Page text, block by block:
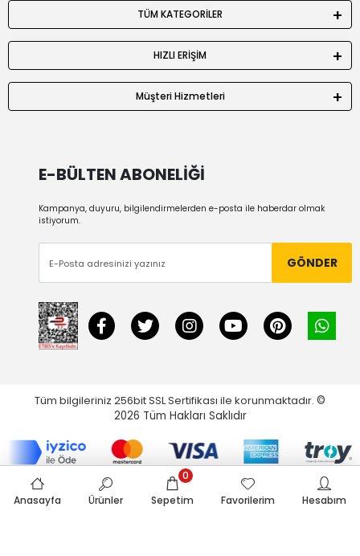
TÜM KATEGORİLER
HIZLI ERİŞİM
Müşteri Hizmetleri
E-BÜLTEN ABONELİĞİ
Kampanya, duyuru, bilgilendirmelerden e-posta ile haberdar olmak
istiyorum.
GÖNDER
Tüm bilgileriniz 256bit SSL Sertifikası ile korunmaktadır. ©
2026 Tüm Hakları Saklıdır
Anasayfa Ürünler Sepetim
0
Favorilerim
Hesabım